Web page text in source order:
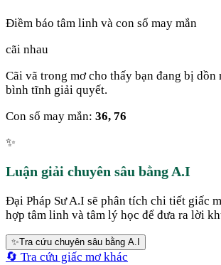
Điềm báo tâm linh và con số may mắn
cãi nhau
Cãi vã trong mơ cho thấy bạn đang bị dồn
bình tĩnh giải quyết.
Con số may mắn: 36, 76
✨
Luận giải chuyên sâu bằng A.I
Đại Pháp Sư A.I sẽ phân tích chi tiết giấc
hợp tâm linh và tâm lý học để đưa ra lời
✨Tra cứu chuyên sâu bằng A.I
🔄 Tra cứu giấc mơ khác